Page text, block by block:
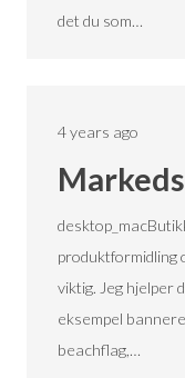
det du som…
4 years ago
produktformidling
viktig. Jeg hjelper
eksempel
beachflag,…